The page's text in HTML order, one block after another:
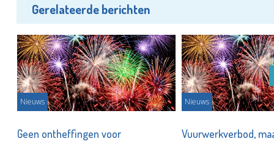
Gerelateerde berichten
Nieuws
Geen ontheffingen voor
Nieuws
Vuurwerkverbod,